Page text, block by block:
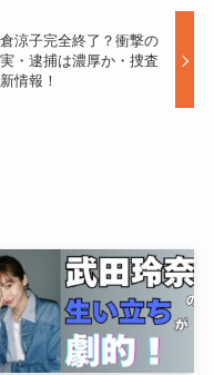
涼子完全終了？衝撃の
・逮捕は濃厚か・捜査
情報！